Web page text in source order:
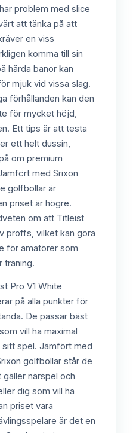
problem med slice
att tänka på att
en viss
komma till sin
hårda banor kan
mjuk vid vissa slag.
förhållanden kan den
för mycket höjd,
Ett tips är att testa
ett helt dussin,
om premium
med Srixon
golfbollar är
priset är högre.
om att Titleist
proffs, vilket kan göra
för amatörer som
träning.
Pro V1 White
på alla punkter för
De passar bäst
vill ha maximal
sitt spel. Jämfört med
golfbollar står de
närspel och
dig som vill ha
priset vara
är det en